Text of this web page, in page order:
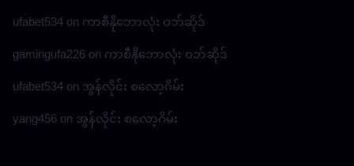
ufabet534 on ကာစီနိုဘောလုံး ဝဘ်ဆိုဒ်
gamingufa226 on ကာစီနိုဘောလုံး ဝဘ်ဆိုဒ်
ufabet534 on အွန်လိုင်း စလော့ဂိမ်း
yang456 on အွန်လိုင်း စလော့ဂိမ်း